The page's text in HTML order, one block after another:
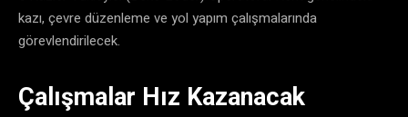
kazı, çevre düzenleme ve yol yapım çalışmalarında
görevlendirilecek.
​Çalışmalar Hız Kazanacak